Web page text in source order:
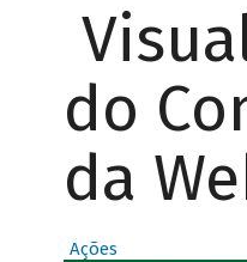
do
da
Ações